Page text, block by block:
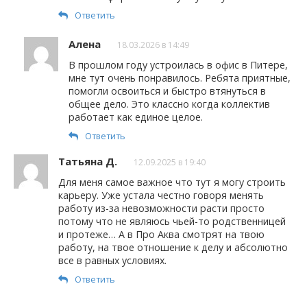
Ответить
Алена 18.03.2026 в 14:49
В прошлом году устроилась в офис в Питере,
мне тут очень понравилось. Ребята приятные,
помогли освоиться и быстро втянуться в
общее дело. Это классно когда коллектив
работает как единое целое.
Ответить
Татьяна Д. 12.09.2025 в 19:40
Для меня самое важное что тут я могу строить
карьеру. Уже устала честно говоря менять
работу из-за невозможности расти просто
потому что не являюсь чьей-то родственницей
и протеже… А в Про Аква смотрят на твою
работу, на твое отношение к делу и абсолютно
все в равных условиях.
Ответить